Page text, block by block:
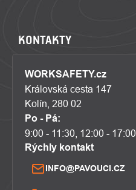
KONTAKTY
WORKSAFETY.cz
Královská cesta 147
Kolín, 280 02
Po - Pá:
9:00 - 11:30, 12:00 - 17:00
Rýchly kontakt
INFO@PAVOUCI.CZ